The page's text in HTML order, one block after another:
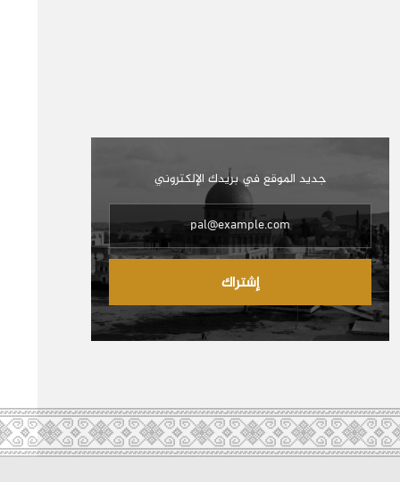
جديد الموقع في بريدك الإلكتروني
إشتراك